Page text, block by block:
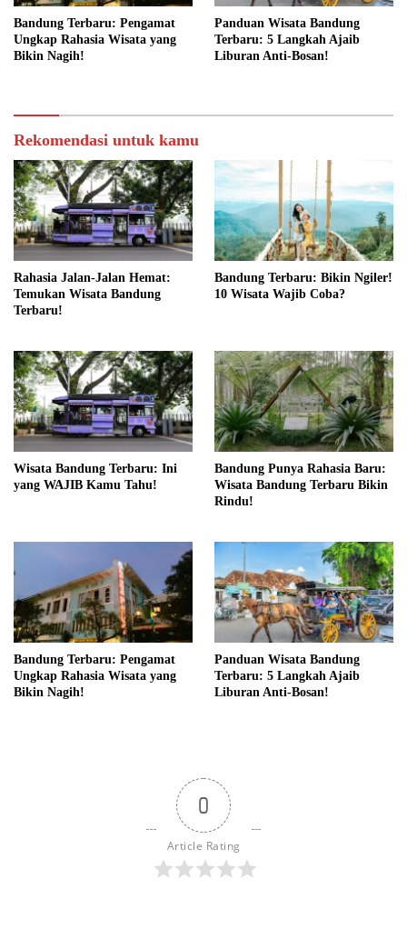
Bandung Terbaru: Pengamat
Ungkap Rahasia Wisata yang
Bikin Nagih!
Panduan Wisata Bandung
Terbaru: 5 Langkah Ajaib
Liburan Anti-Bosan!
Rekomendasi untuk kamu
Rahasia Jalan-Jalan Hemat:
Temukan Wisata Bandung
Terbaru!
Bandung Terbaru: Bikin Ngiler!
10 Wisata Wajib Coba?
Wisata Bandung Terbaru: Ini
yang WAJIB Kamu Tahu!
Bandung Punya Rahasia Baru:
Wisata Bandung Terbaru Bikin
Rindu!
Bandung Terbaru: Pengamat
Ungkap Rahasia Wisata yang
Bikin Nagih!
Panduan Wisata Bandung
Terbaru: 5 Langkah Ajaib
Liburan Anti-Bosan!
0
Article Rating